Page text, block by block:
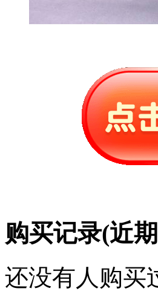
购买记录(近
还没有人购买